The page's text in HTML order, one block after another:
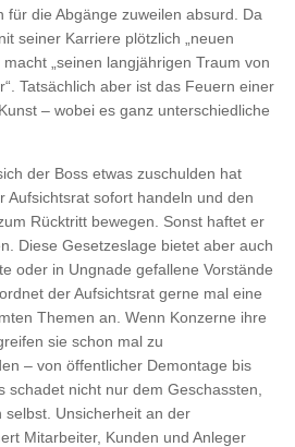
für die Abgänge zuweilen absurd. Da
seiner Karriere plötzlich „neuen
„seinen langjährigen Traum von
Tatsächlich aber ist das Feuern einer
– wobei es ganz unterschiedliche
der Boss etwas zuschulden hat
Aufsichtsrat sofort handeln und den
Rücktritt bewegen. Sonst haftet er
Diese Gesetzeslage bietet aber auch
oder in Ungnade gefallene Vorstände
der Aufsichtsrat gerne mal eine
Themen an. Wenn Konzerne ihre
sie schon mal zu
– von öffentlicher Demontage bis
schadet nicht nur dem Geschassten,
Unsicherheit an der
Mitarbeiter, Kunden und Anleger